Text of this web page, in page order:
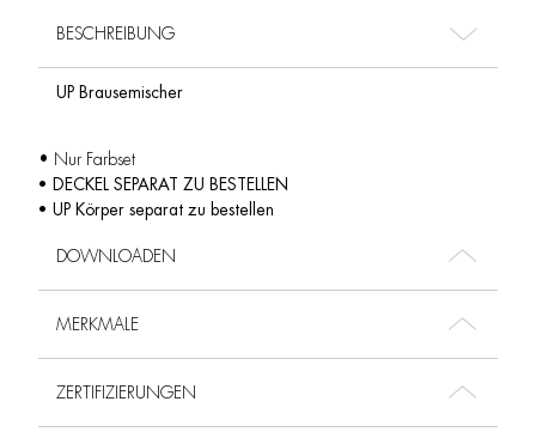
BESCHREIBUNG
UP Brausemischer
• Nur Farbset
• DECKEL SEPARAT ZU BESTELLEN
• UP Körper separat zu bestellen
DOWNLOADEN
MERKMALE
ZERTIFIZIERUNGEN